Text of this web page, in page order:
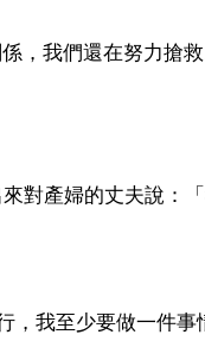
，我們還在努力搶救
對產婦的丈夫說：
，我至少要做一件事